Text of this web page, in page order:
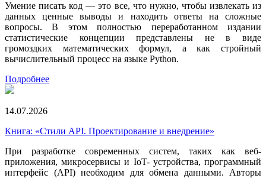
Умение писать код — это все, что нужно, чтобы извлекать из
данных ценные выводы и находить ответы на сложные
вопросы. В этом полностью переработанном издании
статистические концепции представлены не в виде
громоздких математических формул, а как стройный
вычислительный процесс на языке Python.
Подробнее
14.07.2026
Книга: «Стили API. Проектирование и внедрение»
При разработке современных систем, таких как веб-
приложения, микросервисы и IoT- устройства, программный
интерфейс (API) необходим для обмена данными. Авторы